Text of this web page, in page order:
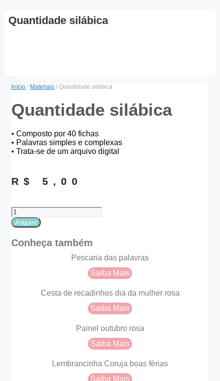
Quantidade silábica
Início / Materiais / Quantidade silábica
Quantidade silábica
• Composto por 40 fichas
• Palavras simples e complexas
• Trata-se de um arquivo digital
R$ 5,00
Quantidade
silábica
quantidade
Adquirir
Conheça também
Pescaria das palavras
Saiba Mais
Cesta de recadinhos dia da mulher rosa
Saiba Mais
Painel outubro rosa
Saiba Mais
️Lembrancinha Coruja boas férias
Saiba Mais